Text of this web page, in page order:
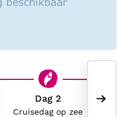
Dag 2
Cruisedag op zee